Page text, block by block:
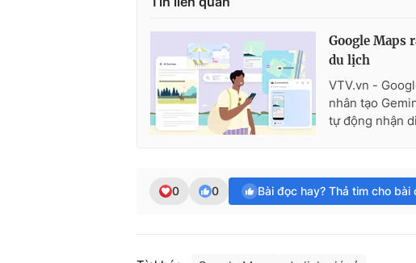
Google Maps
du lịch
VTV.vn -
nhân tạo
tự động nhận
0 0 Bài đọc hay? Thả tim cho bài